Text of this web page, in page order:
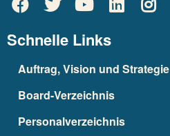
Schnelle Links
Auftrag, Vision und Strategie
Board-Verzeichnis
Personalverzeichnis